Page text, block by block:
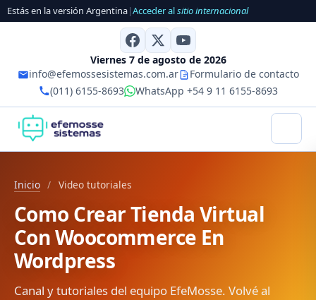
Estás en la versión Argentina|Acceder alsitio internacional
Viernes 7 de agosto de 2026
info@efemossesistemas.com.ar
Formulario de contacto
(011) 6155-8693
WhatsApp +54 9 11 6155-8693
Inicio / Video tutoriales
Como Crear Tienda Virtual
Con Woocommerce En
Wordpress
Canal y tutoriales del equipo EfeMosse. Volvé al